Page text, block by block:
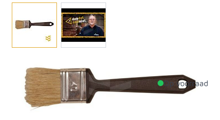
Op voorraad
Productdetails